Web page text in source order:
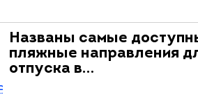
Названы самые
пляжные направления
отпуска в…